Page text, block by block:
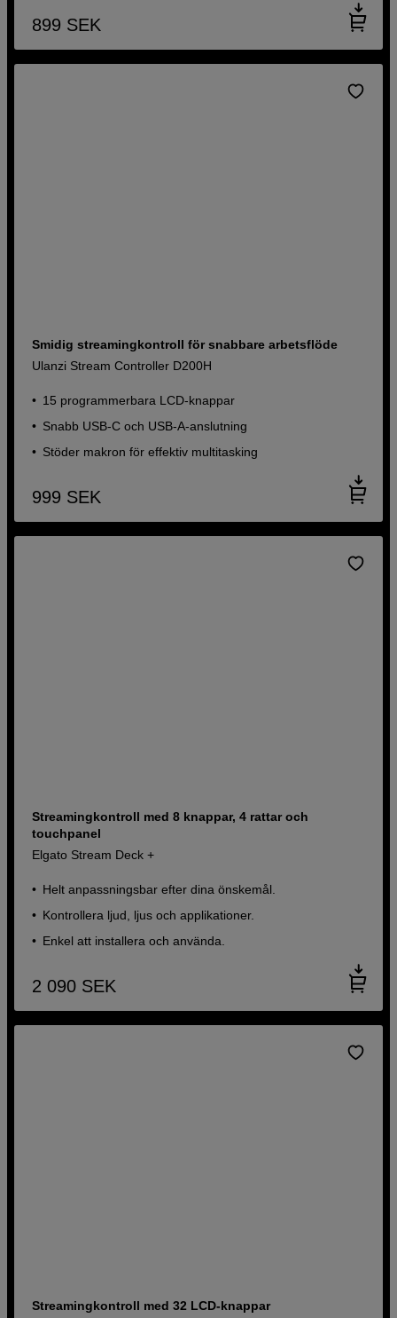
899 SEK
Smidig streamingkontroll för snabbare arbetsflöde
Ulanzi Stream Controller D200H
15 programmerbara LCD-knappar
Snabb USB-C och USB-A-anslutning
Stöder makron för effektiv multitasking
999 SEK
Streamingkontroll med 8 knappar, 4 rattar och
touchpanel
Elgato Stream Deck +
Helt anpassningsbar efter dina önskemål.
Kontrollera ljud, ljus och applikationer.
Enkel att installera och använda.
2 090 SEK
Streamingkontroll med 32 LCD-knappar